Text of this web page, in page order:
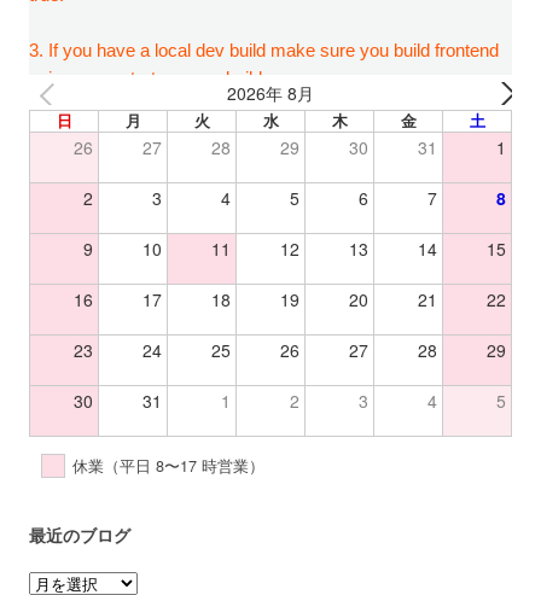
2026年 8月
日 月 火 水 木 金 土
26 27 28 29 30 31 1
2 3 4 5 6 7 8
9 10 11 12 13 14 15
16 17 18 19 20 21 22
23 24 25 26 27 28 29
30 31 1 2 3 4 5
休業（平日 8〜17 時営業）
最近のブログ
ア